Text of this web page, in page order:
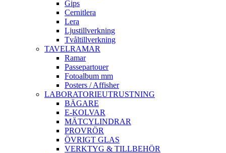
Gips
Cernitlera
Lera
Ljustillverkning
Tvåltillverkning
TAVELRAMAR
Ramar
Passepartouer
Fotoalbum mm
Posters / Affisher
LABORATORIEUTRUSTNING
BÄGARE
E-KOLVAR
MÄTCYLINDRAR
PROVRÖR
ÖVRIGT GLAS
VERKTYG & TILLBEHÖR